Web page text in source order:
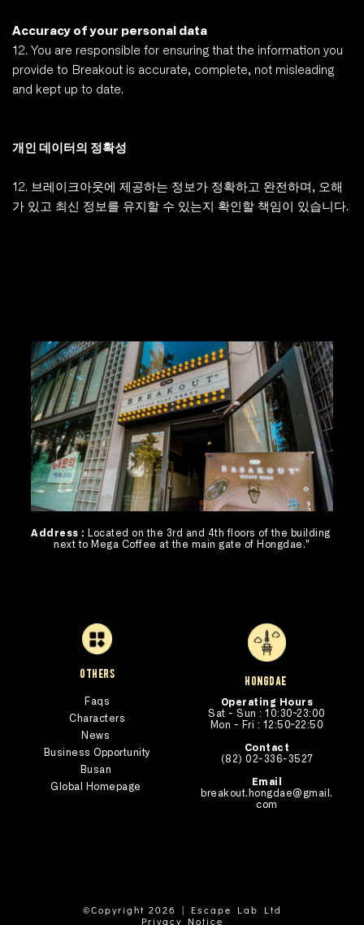
Accuracy of your personal data
12. You are responsible for ensuring that the information you
provide to Breakout is accurate, complete, not misleading
and kept up to date.
개인 데이터의 정확성
12. 브레이크아웃에 제공하는 정보가 정확하고 완전하며, 오해
가 있고 최신 정보를 유지할 수 있는지 확인할 책임이 있습니다.
others
Faqs
Characters
News
Business Opportunity
Busan
Global Homepage
hongdae
Operating Hours
Sat - Sun : 10:30~23:00
Mon - Fri : 12:50~22:50
Contact
(82) 02-336-3527
Email
breakout.hongdae@gmail.
com
Address : Located on the 3rd and 4th floors of the building
next to Mega Coffee at the main gate of Hongdae."
©Copyright 2026 | Escape Lab Ltd
Privacy Notice